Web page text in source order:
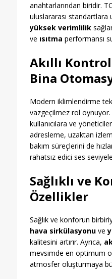
anahtarlarından biridir.
uluslararası
yüksek verimlilik
ve ısıtma performansı
Akıllı
Bina
Modern iklimlendirme
vazgeçilmez rol oynuyor.
kullanıcılara ve
adresleme, uzaktan
bakım süreçlerini de
rahatsız edici ses
Sağlıklı ve
Özellikler
Sağlık ve konforun
hava sirkülasyonuve
kalitesini artırır. Ayrıca,
mevsimde en optimum
atmosfer oluşturmaya